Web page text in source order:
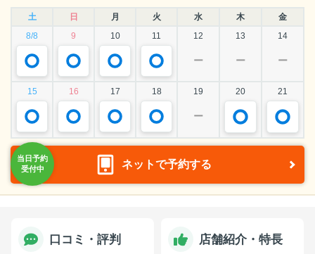
土 日 月 火 水 木
金
8/8
9 10 11 12 13 14
ー ー ー
15 16 17 18 19 20 21
ー
ネットで予約する
口コミ・評判 店舗紹介・特長